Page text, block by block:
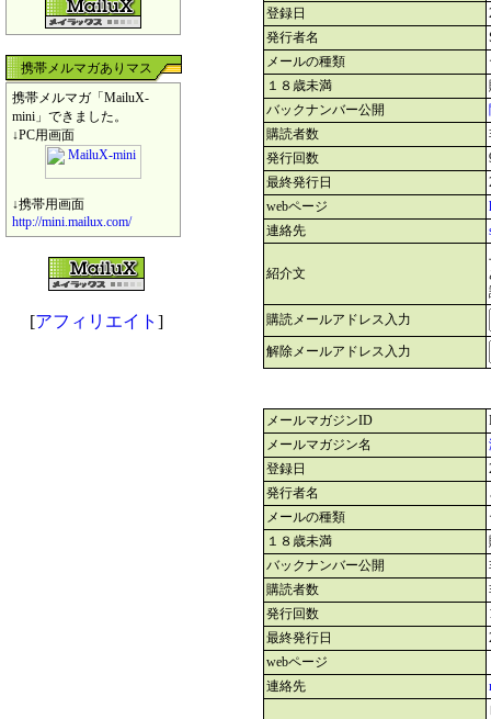
携帯メルマガありマス
携帯メルマガ「MailuX-
mini」できました。
↓PC用画面
↓携帯用画面
http://mini.mailux.com/
[アフィリエイト ]
登録日
発行者名
メールの種類
１８歳未満
バックナンバー公開
購読者数
発行回数
最終発行日
webページ
連絡先
紹介文
購読メールアドレス入力
解除メールアドレス入力
メールマガジンID
メールマガジン名
登録日
発行者名
メールの種類
１８歳未満
バックナンバー公開
購読者数
発行回数
最終発行日
webページ
連絡先